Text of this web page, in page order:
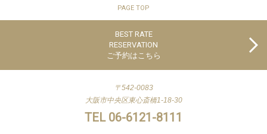
PAGE TOP
BEST RATE
RESERVATION
ご予約はこちら
〒542-0083
大阪市中央区東心斎橋1-18-30
TEL 06-6121-8111